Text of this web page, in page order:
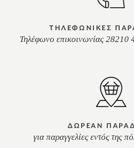
ΤΗΛΕΦΩΝΙΚΕΣ
Τηλέφωνο επικοινωνίας
ΔΩΡΕΑΝ
για παραγγελίες εντός της